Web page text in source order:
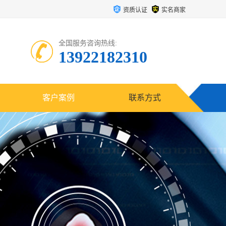
资质认证 实名商家
全国服务咨询热线:
13922182310
客户案例 联系方式